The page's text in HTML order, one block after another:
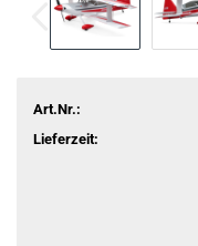
Art.Nr.:
Lieferzeit: